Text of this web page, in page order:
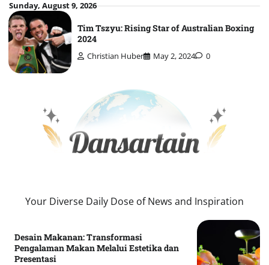
Skip
to
content
Sunday, August 9, 2026
Tim Tszyu: Rising Star of Australian Boxing
2024
Christian Huber May 2, 2024 0
Your Diverse Daily Dose of News and Inspiration
Desain Makanan: Transformasi
Pengalaman Makan Melalui Estetika dan
Presentasi